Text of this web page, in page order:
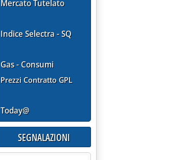
Mercato Tutelato
Indice Selectra - SQ
Gas - Consumi
Prezzi Contratto GPL
Today@
SEGNALAZIONI